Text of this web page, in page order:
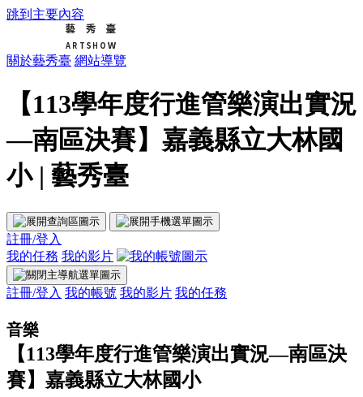
跳到主要內容
關於藝秀臺 網站導覽
【113學年度行進管樂演出實況
—南區決賽】嘉義縣立大林國
小 | 藝秀臺
註冊/登入
我的任務 我的影片
註冊/登入 我的帳號 我的影片 我的任務
音樂
【113學年度行進管樂演出實況—南區決
賽】嘉義縣立大林國小